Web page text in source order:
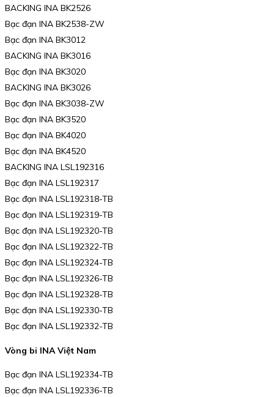
BACKING INA BK2526
Bạc đạn INA BK2538-ZW
Bạc đạn INA BK3012
BACKING INA BK3016
Bạc đạn INA BK3020
BACKING INA BK3026
Bạc đạn INA BK3038-ZW
Bạc đạn INA BK3520
Bạc đạn INA BK4020
Bạc đạn INA BK4520
BACKING INA LSL192316
Bạc đạn INA LSL192317
Bạc đạn INA LSL192318-TB
Bạc đạn INA LSL192319-TB
Bạc đạn INA LSL192320-TB
Bạc đạn INA LSL192322-TB
Bạc đạn INA LSL192324-TB
Bạc đạn INA LSL192326-TB
Bạc đạn INA LSL192328-TB
Bạc đạn INA LSL192330-TB
Bạc đạn INA LSL192332-TB
Vòng bi INA Việt Nam
Bạc đạn INA LSL192334-TB
Bạc đạn INA LSL192336-TB